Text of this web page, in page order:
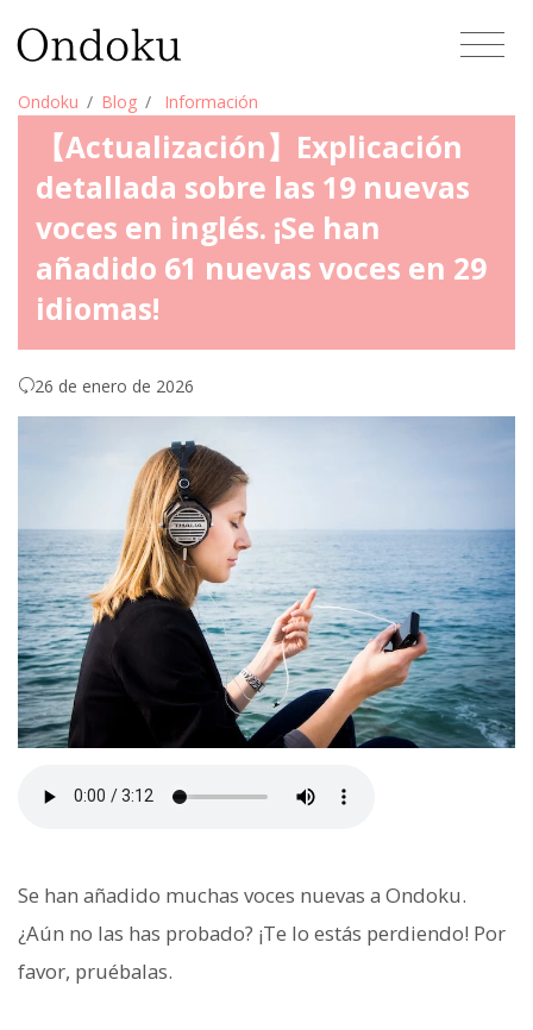
Ondoku Blog Información
【Actualización】Explicación
detallada sobre las 19 nuevas
voces en inglés. ¡Se han
añadido 61 nuevas voces en 29
idiomas!
26 de enero de 2026
Se han añadido muchas voces nuevas a Ondoku.
¿Aún no las has probado? ¡Te lo estás perdiendo! Por
favor, pruébalas.